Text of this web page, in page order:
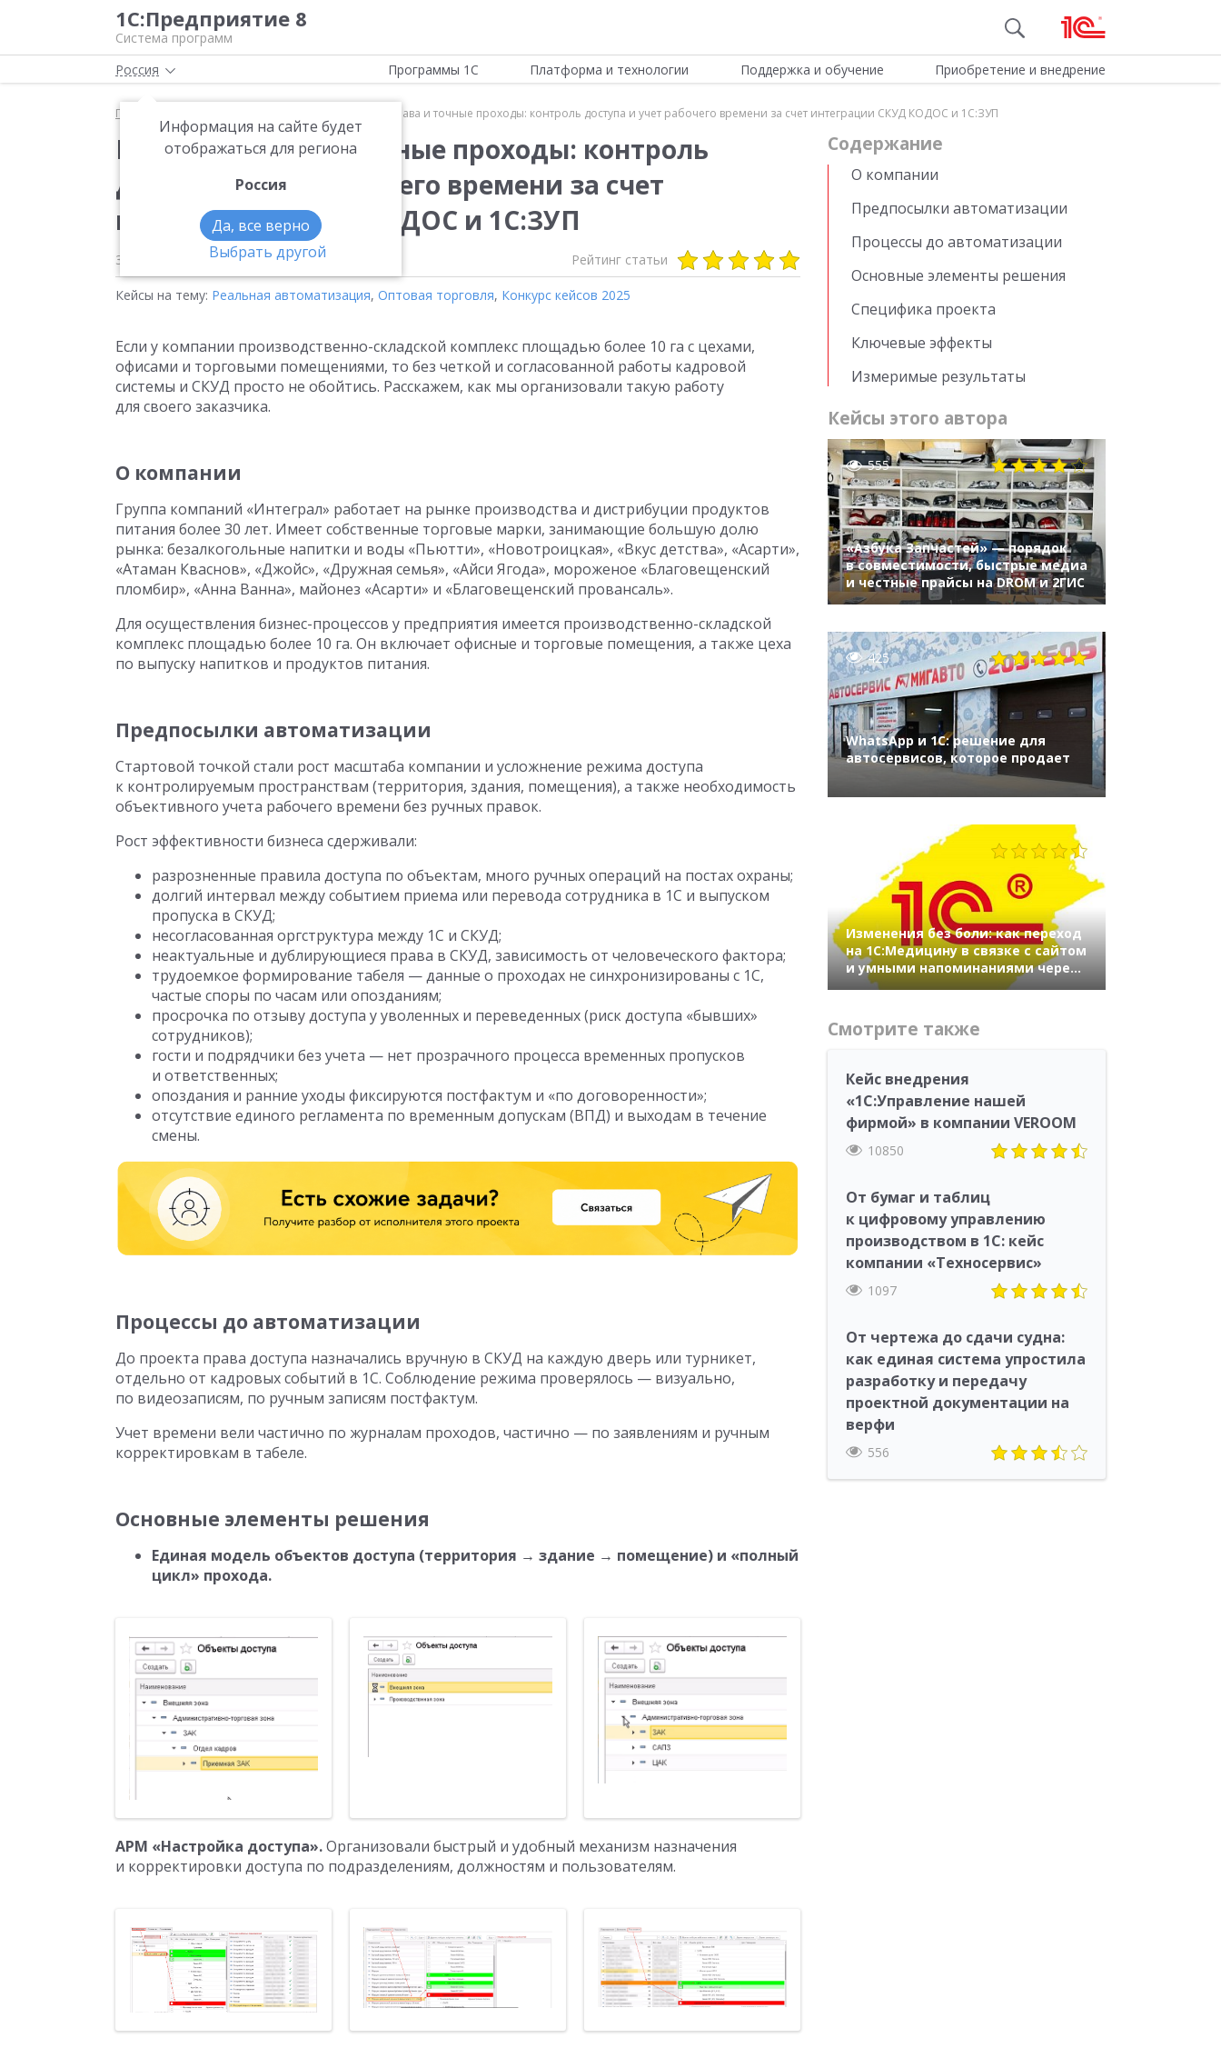
1С:Предприятие 8
Система программ
Россия
Информация на сайте будет
отображаться для региона
Россия
Да, все верно
Выбрать другой
Программы 1С Платформа и технологии Поддержка и обучение Приобретение и внедрение
Главная Быстрые права и точные проходы: контроль доступа и учет рабочего времени за счет интеграции СКУД КОДОС и 1С:ЗУП
Быстрые права и точные проходы: контроль
доступа и учет рабочего времени за счет
интеграции СКУД КОДОС и 1С:ЗУП
31 октября 2025 Рейтинг статьи
Кейсы на тему: Реальная автоматизация, Оптовая торговля, Конкурс кейсов 2025
Если у компании производственно-складской комплекс площадью более 10 га с цехами,
офисами и торговыми помещениями, то без четкой и согласованной работы кадровой
системы и СКУД просто не обойтись. Расскажем, как мы организовали такую работу
для своего заказчика.
О компании
Группа компаний «Интеграл» работает на рынке производства и дистрибуции продуктов
питания более 30 лет. Имеет собственные торговые марки, занимающие большую долю
рынка: безалкогольные напитки и воды «Пьютти», «Новотроицкая», «Вкус детства», «Асарти»,
«Атаман Кваснов», «Джойс», «Дружная семья», «Айси Ягода», мороженое «Благовещенский
пломбир», «Анна Ванна», майонез «Асарти» и «Благовещенский провансаль».
Для осуществления бизнес-процессов у предприятия имеется производственно-складской
комплекс площадью более 10 га. Он включает офисные и торговые помещения, а также цеха
по выпуску напитков и продуктов питания.
Предпосылки автоматизации
Стартовой точкой стали рост масштаба компании и усложнение режима доступа
к контролируемым пространствам (территория, здания, помещения), а также необходимость
объективного учета рабочего времени без ручных правок.
Рост эффективности бизнеса сдерживали:
разрозненные правила доступа по объектам, много ручных операций на постах охраны;
долгий интервал между событием приема или перевода сотрудника в 1С и выпуском
пропуска в СКУД;
несогласованная оргструктура между 1С и СКУД;
неактуальные и дублирующиеся права в СКУД, зависимость от человеческого фактора;
трудоемкое формирование табеля — данные о проходах не синхронизированы с 1С,
частые споры по часам или опозданиям;
просрочка по отзыву доступа у уволенных и переведенных (риск доступа «бывших»
сотрудников);
гости и подрядчики без учета — нет прозрачного процесса временных пропусков
и ответственных;
опоздания и ранние уходы фиксируются постфактум и «по договоренности»;
отсутствие единого регламента по временным допускам (ВПД) и выходам в течение
смены.
Процессы до автоматизации
До проекта права доступа назначались вручную в СКУД на каждую дверь или турникет,
отдельно от кадровых событий в 1С. Соблюдение режима проверялось — визуально,
по видеозаписям, по ручным записям постфактум.
Учет времени вели частично по журналам проходов, частично — по заявлениям и ручным
корректировкам в табеле.
Основные элементы решения
Единая модель объектов доступа (территория → здание → помещение) и «полный
цикл» прохода.
АРМ «Настройка доступа».Организовали быстрый и удобный механизм назначения
и корректировки доступа по подразделениям, должностям и пользователям.
Cодержание
О компании
Предпосылки автоматизации
Процессы до автоматизации
Основные элементы решения
Специфика проекта
Ключевые эффекты
Измеримые результаты
Кейсы этого автора
555
«Азбука Запчастей» — порядок
в совместимости, быстрые медиа
и честные прайсы на DROM и 2ГИС
425
WhatsApp и 1С: решение для
автосервисов, которое продает
Изменения без боли: как переход
на 1С:Медицину в связке с сайтом
и умными напоминаниями через
WhatsApp помог клинике
Смотрите также
Кейс внедрения
«1С:Управление нашей
фирмой» в компании VEROOM
10850
От бумаг и таблиц
к цифровому управлению
производством в 1С: кейс
компании «Техносервис»
1097
От чертежа до сдачи судна:
как единая система упростила
разработку и передачу
проектной документации на
верфи
556